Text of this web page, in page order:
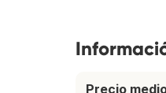
Precio